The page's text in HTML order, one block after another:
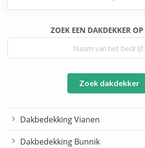
ZOEK EEN DAKDEKKER
Zoek dakdekker
Dakbedekking Vianen
Dakbedekking Bunnik